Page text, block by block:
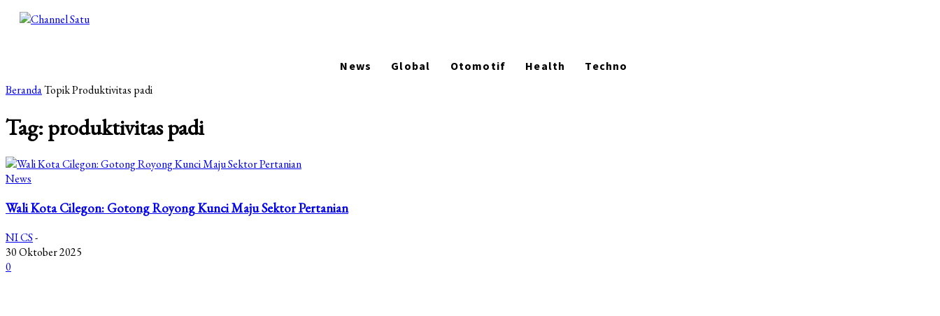
News Global Otomotif Health Techno
BerandaTopikProduktivitas padi
Tag: produktivitas padi
News
Wali Kota Cilegon: Gotong Royong Kunci Maju Sektor Pertanian
NI CS-
30 Oktober 2025
0